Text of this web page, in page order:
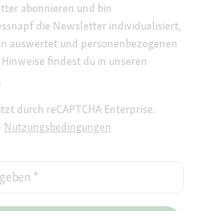
abonnieren und bin
die Newsletter individualisiert,
auswertet und personenbezogenen
findest du in unseren
durch reCAPTCHA Enterprise.
Nutzungsbedingungen
*